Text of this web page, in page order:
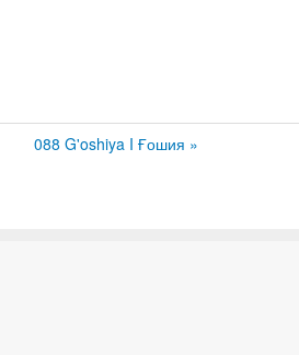
088 G'oshiya I Ғошия »